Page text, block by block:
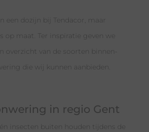
een dozijn bij Tendacor, maar
op maat. Ter inspiratie geven we
overzicht van de soorten binnen-
die wij kunnen aanbieden.
in regio Gent
insecten buiten houden tijdens de